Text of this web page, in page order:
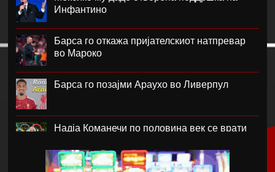
Инфантино
Барса го откажа пријателскиот натпревар
во Мароко
Барса го позајми Араухо во Ливерпул
Надја Команечи по половина век се врати